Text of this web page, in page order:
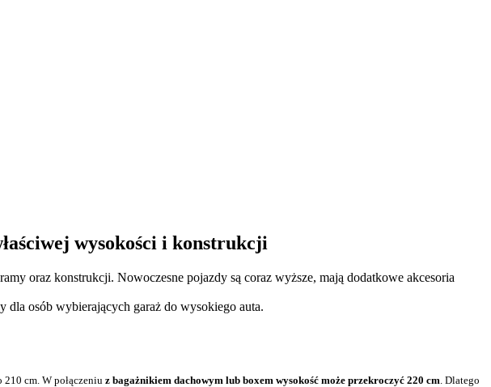
wysokości i konstrukcji
oraz konstrukcji. Nowoczesne pojazdy są coraz wyższe, mają dodatkowe akcesoria
dla osób wybierających garaż do wysokiego auta.
cm. W połączeniu z bagażnikiem dachowym lub boxem wysokość może przekroczyć 220 cm . Dlatego